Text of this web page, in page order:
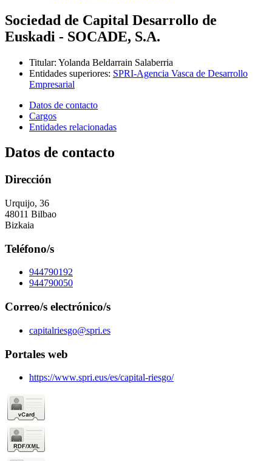
Sociedad de Capital Desarrollo de
Euskadi - SOCADE, S.A.
Titular: Yolanda Beldarrain Salaberria
Entidades superiores: SPRI-Agencia Vasca de Desarrollo
Empresarial
Datos de contacto
Cargos
Entidades relacionadas
Datos de contacto
Dirección
Urquijo, 36
48011 Bilbao
Bizkaia
Teléfono/s
944790192
944790050
Correo/s electrónico/s
capitalriesgo@spri.es
Portales web
https://www.spri.eus/es/capital-riesgo/